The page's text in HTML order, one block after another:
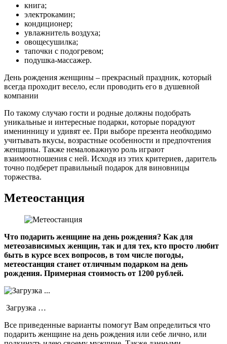
книга;
электрокамин;
кондиционер;
увлажнитель воздуха;
овощесушилка;
тапочки с подогревом;
подушка-массажер.
День рождения женщины – прекрасный праздник, который
всегда проходит весело, если проводить его в душевной
компании
По такому случаю гости и родные должны подобрать
уникальные и интересные подарки, которые порадуют
именинницу и удивят ее. При выборе презента необходимо
учитывать вкусы, возрастные особенности и предпочтения
женщины. Также немаловажную роль играют
взаимоотношения с ней. Исходя из этих критериев, даритель
точно подберет правильный подарок для виновницы
торжества.
Метеостанция
Что подарить женщине на день рождения? Как для
метеозависимых женщин, так и для тех, кто просто любит
быть в курсе всех вопросов, в том числе погоды,
метеостанция станет отличным подарком на день
рождения. Примерная стоимость от 1200 рублей.
Загрузка …
Все приведенные варианты помогут Вам определиться что
подарить женщине на день рождения или себе лично, или